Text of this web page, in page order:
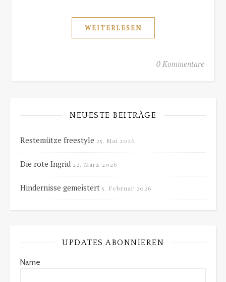
WEITERLESEN
0 Kommentare
NEUESTE BEITRÄGE
Restemütze freestyle 25. Mai 2026
Die rote Ingrid 22. März 2026
Hindernisse gemeistert 5. Februar 2026
UPDATES ABONNIEREN
Name